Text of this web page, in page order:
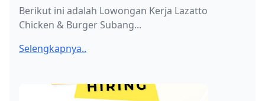
Berikut ini adalah Lowongan Kerja Lazatto
Chicken & Burger Subang...
Selengkapnya..